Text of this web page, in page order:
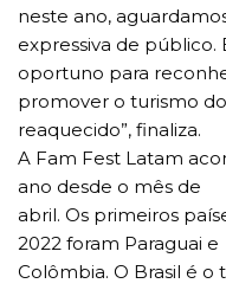
neste ano,
expressiva de público.
oportuno para
promover o turismo
reaquecido”, finaliza.
A Fam Fest Latam
ano desde o mês de
abril. Os primeiros
2022 foram Paraguai e
Colômbia. O Brasil é o